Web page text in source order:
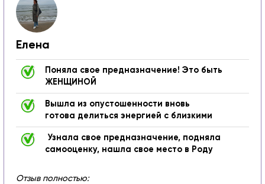
Елена
Поняла свое предназначение! Это быть
ЖЕНЩИНОЙ
Вышла из опустошенности вновь
готова делиться энергией с близкими
Узнала свое предназначение, подняла
самооценку, нашла свое место в Роду
Отзыв полностью: